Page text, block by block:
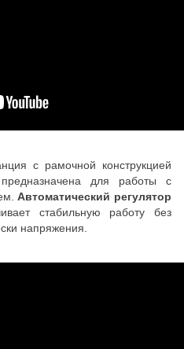
с рамочной конструкцией
для работы с
Автоматический регулятор
стабильную работу без
напряжения.